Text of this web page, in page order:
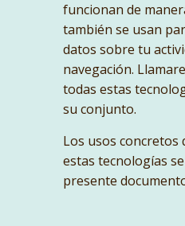
funcionan de
también se usan
datos sobre tu
navegación.
todas estas
su conjunto.
Los usos concretos
estas tecnologías
presente